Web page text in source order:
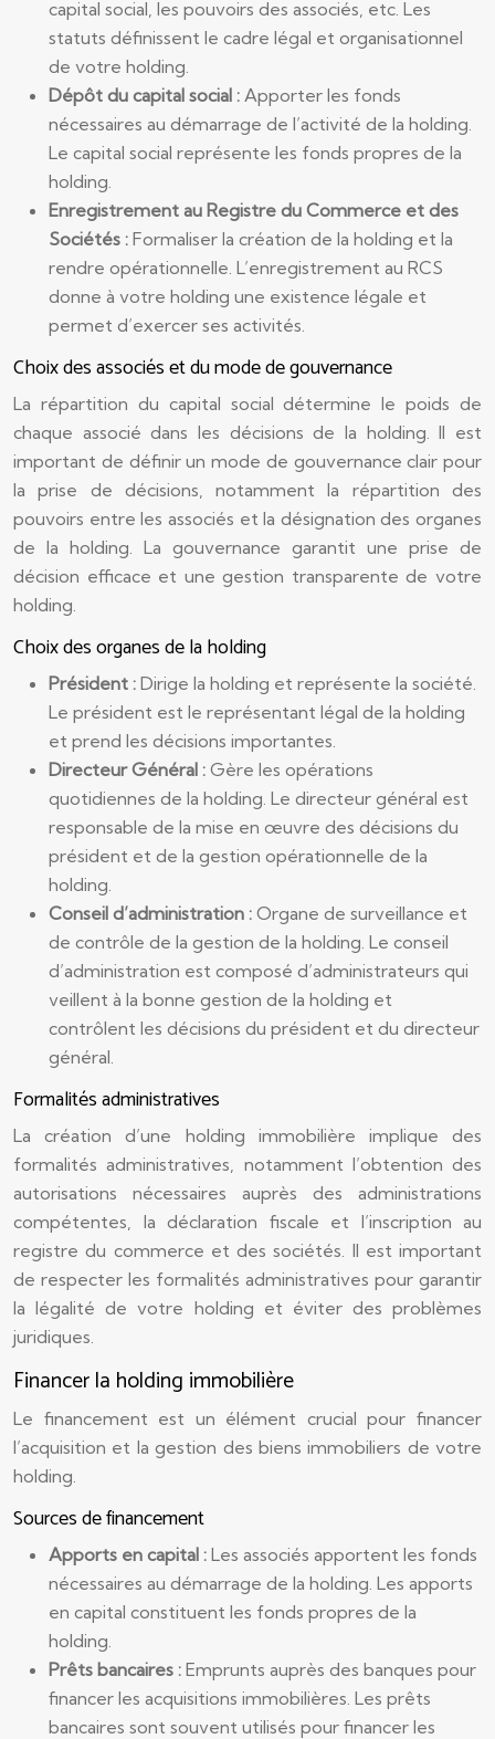
capital social, les pouvoirs des associés, etc. Les
statuts définissent le cadre légal et organisationnel
de votre holding.
Dépôt du capital social : Apporter les fonds
nécessaires au démarrage de l’activité de la holding.
Le capital social représente les fonds propres de la
holding.
Enregistrement au Registre du Commerce et des
Sociétés : Formaliser la création de la holding et la
rendre opérationnelle. L’enregistrement au RCS
donne à votre holding une existence légale et
permet d’exercer ses activités.
Choix des associés et du mode de gouvernance
La répartition du capital social détermine le poids de
chaque associé dans les décisions de la holding. Il est
important de définir un mode de gouvernance clair pour
la prise de décisions, notamment la répartition des
pouvoirs entre les associés et la désignation des organes
de la holding. La gouvernance garantit une prise de
décision efficace et une gestion transparente de votre
holding.
Choix des organes de la holding
Président : Dirige la holding et représente la société.
Le président est le représentant légal de la holding
et prend les décisions importantes.
Directeur Général : Gère les opérations
quotidiennes de la holding. Le directeur général est
responsable de la mise en œuvre des décisions du
président et de la gestion opérationnelle de la
holding.
Conseil d’administration : Organe de surveillance et
de contrôle de la gestion de la holding. Le conseil
d’administration est composé d’administrateurs qui
veillent à la bonne gestion de la holding et
contrôlent les décisions du président et du directeur
général.
Formalités administratives
La création d’une holding immobilière implique des
formalités administratives, notamment l’obtention des
autorisations nécessaires auprès des administrations
compétentes, la déclaration fiscale et l’inscription au
registre du commerce et des sociétés. Il est important
de respecter les formalités administratives pour garantir
la légalité de votre holding et éviter des problèmes
juridiques.
Financer la holding immobilière
Le financement est un élément crucial pour financer
l’acquisition et la gestion des biens immobiliers de votre
holding.
Sources de financement
Apports en capital : Les associés apportent les fonds
nécessaires au démarrage de la holding. Les apports
en capital constituent les fonds propres de la
holding.
Prêts bancaires : Emprunts auprès des banques pour
financer les acquisitions immobilières. Les prêts
bancaires sont souvent utilisés pour financer les